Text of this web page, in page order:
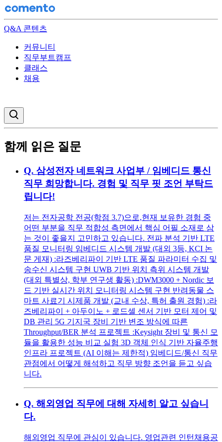
Q&A 콘텐츠
커뮤니티
직무부트캠프
클래스
채용
함께 읽은 질문
Q. 삼성전자 네트워크 사업부 / 임베디드 통신
직무 희망합니다. 경험 및 직무 핏 조언 부탁드
립니다!
저는 전자공학 전공(학점 3.7)으로,현재 보유한 경험 중
어떤 부분을 직무 적합성 측면에서 핵심 어필 소재로 삼
는 것이 좋을지 고민하고 있습니다. 전파 분석 기반 LTE
품질 모니터링 임베디드 시스템 개발 (대외 3등, KCI 논
문 게재) :라즈베리파이 기반 LTE 품질 파라미터 수집 및
송수신 시스템 구현 UWB 기반 위치 측위 시스템 개발
(대외 특별상, 학부 연구생 활동) :DWM3000 + Nordic 보
드 기반 실시간 위치 모니터링 시스템 구현 반려동물 스
마트 사료기 시제품 개발 (교내 수상, 특허 출원 경험) :라
즈베리파이 + 아두이노 + 로드셀 센서 기반 모터 제어 및
DB 관리 5G 기지국 장비 기반 변조 방식에 따른
Throughput/BER 분석 프로젝트 :Keysight 장비 및 통신 모
듈을 활용한 성능 비교 실험 3D 객체 인식 기반 자율주행
인프라 프로젝트 (AI 이해는 제한적) 임베디드/통신 직무
관점에서 어떻게 해석하고 직무 방향 조언을 듣고 싶습
니다.
Q. 해외영업 직무에 대해 자세히 알고 싶습니
다.
해외영업 직무에 관심이 있습니다. 영업관련 인턴채용공